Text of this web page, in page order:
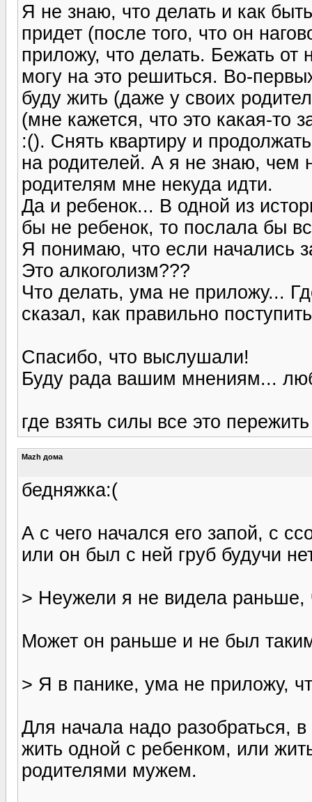
Я не знаю, что делать и как
придет (после того, что он
приложу, что делать. Бежать от
могу на это решиться. Во-
буду жить (даже у своих
(мне кажется, что это какая-то
:(). Снять квартиру и
на родителей. А я не знаю, чем
родителям мне некуда идти.
Да и ребенок... В одной из
бы не ребенок, то послала бы
Я понимаю, что если начались
Это алкоголизм???
Что делать, ума не приложу...
сказал, как правильно
Спасибо, что выслушали!
Буду рада вашим мнениям...
где взять силы все это
Mazh дома
бедняжка:(
А с чего начался его запой, с
или он был с ней груб будучи
> Неужели я не видела раньше,
Может он раньше и не был
> Я в панике, ума не приложу,
Для начала надо разобраться,
жить одной с ребенком, или
родителями мужем.